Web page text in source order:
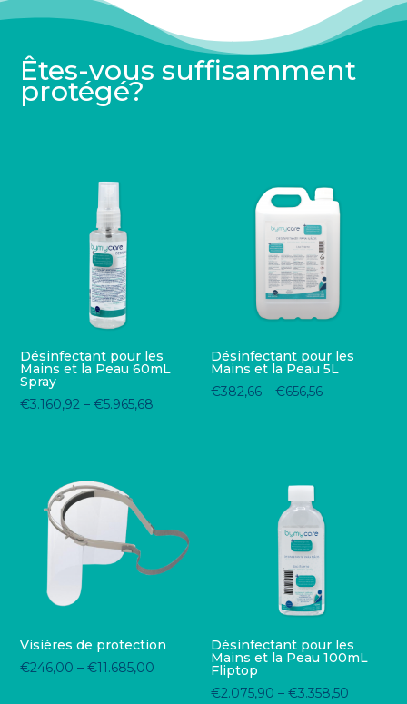
Êtes-vous suffisamment
protégé?
Désinfectant pour les
Mains et la Peau 60mL
Spray
€3.160,92 –€5.965,68
Désinfectant pour les
Mains et la Peau 5L
€382,66 –€656,56
Visières de protection
€246,00 –€11.685,00
Désinfectant pour les
Mains et la Peau 100mL
Fliptop
€2.075,90 –€3.358,50